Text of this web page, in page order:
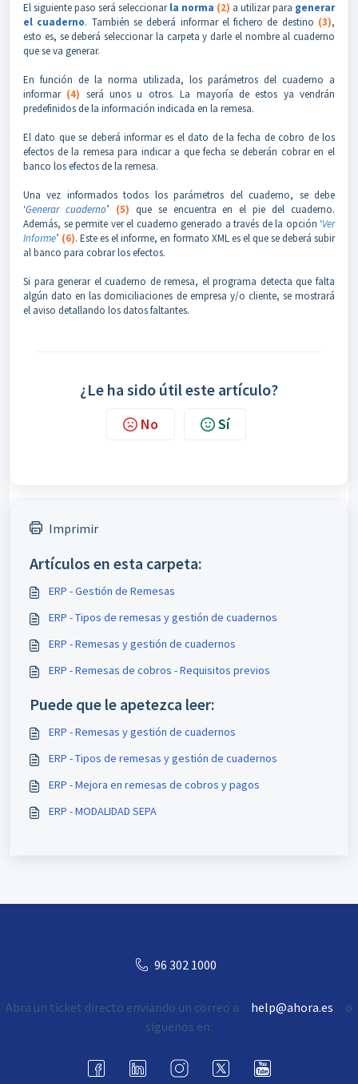
El siguiente paso será seleccionarla norma (2) a utilizar para generar
el cuaderno. También se deberá informar el fichero de destino (3),
esto es, se deberá seleccionar la carpeta y darle el nombre al cuaderno
que se va generar.
En función de la norma utilizada, los parámetros del cuaderno a
informar (4) será unos u otros. La mayoría de estos ya vendrán
predefinidos de la información indicada en la remesa.
El dato que se deberá informar es el dato de la fecha de cobro de los
efectos de la remesa para indicar a que fecha se deberán cobrar en el
banco los efectos de la remesa.
Una vez informados todos los parámetros del cuaderno, se debe
‘Generar cuaderno’ (5) que se encuentra en el pie del cuaderno.
Además, se permite ver el cuaderno generado a través de la opción ‘Ver
Informe’ (6). Este es el informe, en formato XML es el que se deberá subir
al banco para cobrar los efectos.
Si para generar el cuaderno de remesa, el programa detecta que falta
algún dato en las domiciliaciones de empresa y/o cliente, se mostrará
el aviso detallando los datos faltantes.
¿Le ha sido útil este artículo?
No Sí
Imprimir
Artículos en esta carpeta:
ERP - Gestión de Remesas
ERP - Tipos de remesas y gestión de cuadernos
ERP - Remesas y gestión de cuadernos
ERP - Remesas de cobros - Requisitos previos
Puede que le apetezca leer:
ERP - Remesas y gestión de cuadernos
ERP - Tipos de remesas y gestión de cuadernos
ERP - Mejora en remesas de cobros y pagos
ERP - MODALIDAD SEPA
96 302 1000
Abra un ticket directo enviando un correo a help@ahora.es
o
siguenos en: